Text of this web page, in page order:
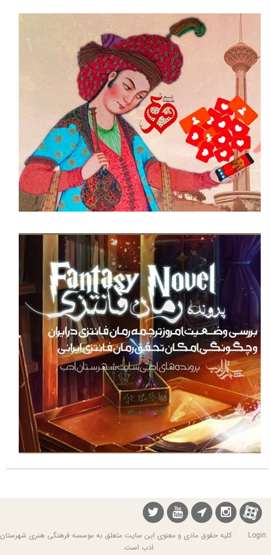
Login
کلیه حقوق مادی و معنوی این سایت متعلق به موسسه فرهنگی هنری شهرستان
ادب است.